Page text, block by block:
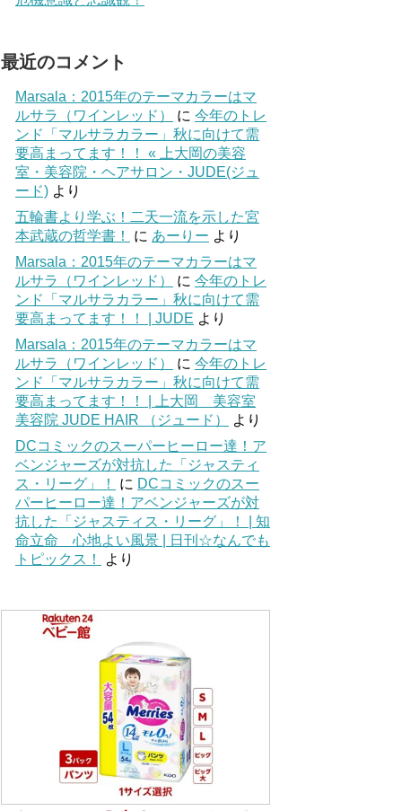
最近のコメント
Marsala：2015年のテーマカラーはマ
ルサラ（ワインレッド）
に 今年のトレ
ンド「マルサラカラー」秋に向けて需
要高まってます！！ « 上大岡の美容
室・美容院・ヘアサロン・JUDE(ジュ
ード) より
五輪書より学ぶ！二天一流を示した宮
本武蔵の哲学書！
に あーりー より
Marsala：2015年のテーマカラーはマ
ルサラ（ワインレッド）
に 今年のトレ
ンド「マルサラカラー」秋に向けて需
要高まってます！！ | JUDE より
Marsala：2015年のテーマカラーはマ
ルサラ（ワインレッド）
に 今年のトレ
ンド「マルサラカラー」秋に向けて需
要高まってます！！ | 上大岡 美容室
美容院 JUDE HAIR （ジュード）
より
DCコミックのスーパーヒーロー達！ア
ベンジャーズが対抗した「ジャスティ
ス・リーグ」！
に DCコミックのスー
パーヒーロー達！アベンジャーズが対
抗した「ジャスティス・リーグ」！ | 知
命立命 心地よい風景 | 日刊☆なんでも
トピックス！
より